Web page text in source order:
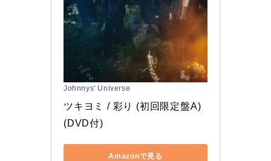
Johnnys' Universe
ツキヨミ / 彩り (初回限定盤A)
(DVD付)
Amazonで見る